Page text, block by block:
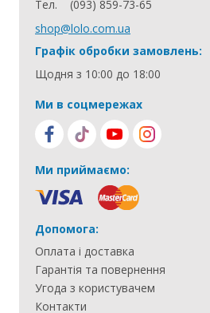
Тел.
(093) 859-73-65
shop@lolo.com.ua
Графік обробки замовлень:
Щодня з 10:00 до 18:00
Ми в соцмережах
Ми приймаємо:
Допомога:
Оплата і доставка
Гарантія та повернення
Угода з користувачем
Контакти